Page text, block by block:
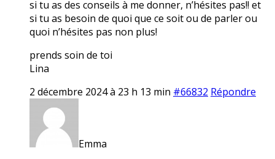
si tu as des conseils à me donner, n’hésites pas!! et
si tu as besoin de quoi que ce soit ou de parler ou
quoi n’hésites pas non plus!
prends soin de toi
Lina
2 décembre 2024 à 23 h 13 min #66832 Répondre
Emma